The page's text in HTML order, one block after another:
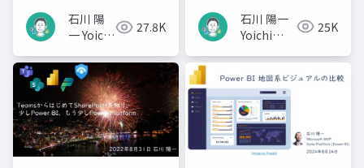
石川 陽
一 Yoichi
27.8K
石川 陽一
Yoichi
25K